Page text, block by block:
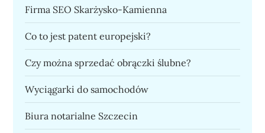
Firma SEO Skarżysko-Kamienna
Co to jest patent europejski?
Czy można sprzedać obrączki ślubne?
Wyciągarki do samochodów
Biura notarialne Szczecin